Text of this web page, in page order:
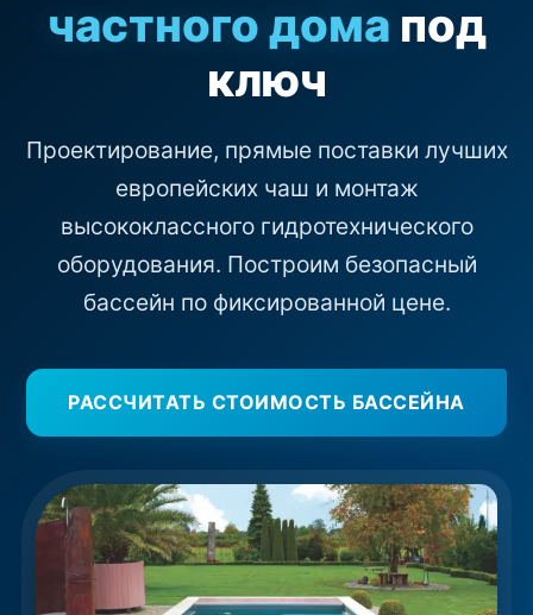
частного дома под
ключ
Проектирование, прямые поставки лучших
европейских чаш и монтаж
высококлассного гидротехнического
оборудования. Построим безопасный
бассейн по фиксированной цене.
РАССЧИТАТЬ СТОИМОСТЬ БАССЕЙНА